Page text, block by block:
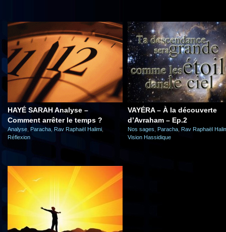
HAYÉ SARAH Analyse –
Comment arrêter le temps ?
Analyse Paracha Rav Raphaël Halimi
Réflexion
VAYÉRA – À la découverte
d’Avraham – Ep.2
Nos sages Paracha Rav Raphaël
Vision Hassidique